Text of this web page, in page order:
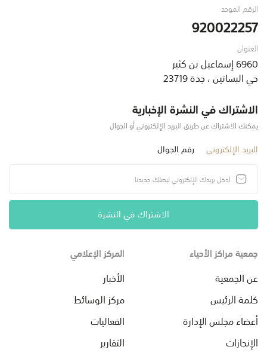
الرقم الموحد
920022257
العنوان
6960 إسماعيل بن كثير
حي البساتين ، جدة 23719
الاشتراك في النشرة الإخبارية
يمكنك الاشتراك عن طريق البريد الإلكتروني أو الجوال
البريد الإلكتروني رقم الجوال
الاشتراك في النشرة
جمعية مراكز الأحياء
عن الجمعية
كلمة الرئيس
أعضاء مجلس الإدارة
الإنجازات
المركز الإعلامي
الأخبار
مركز الوسائط
الفعاليات
التقارير